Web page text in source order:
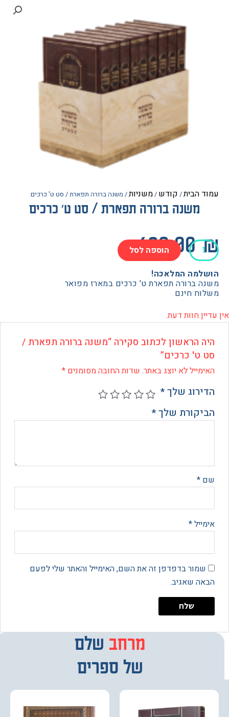
/קודש/ משניות/ משנה ברורה תפארת / סט ט' כרכים
משנה ברורה תפארת / סט ט' כרכים
הוספה לסל
המלאכה!
ברורה תפארת ט' כרכים במארז מפואר
חינם
חוות דעת.
הראשון לכתוב סקירה “משנה ברורה תפארת /
כרכים”
לא יוצג באתר.שדות החובה מסומנים*
שלך*
שלך*
בדפדפן זה את השם, האימייל והאתר שלי לפעם
שאגיב.
מרחב
מבחרשלם
של ספרים